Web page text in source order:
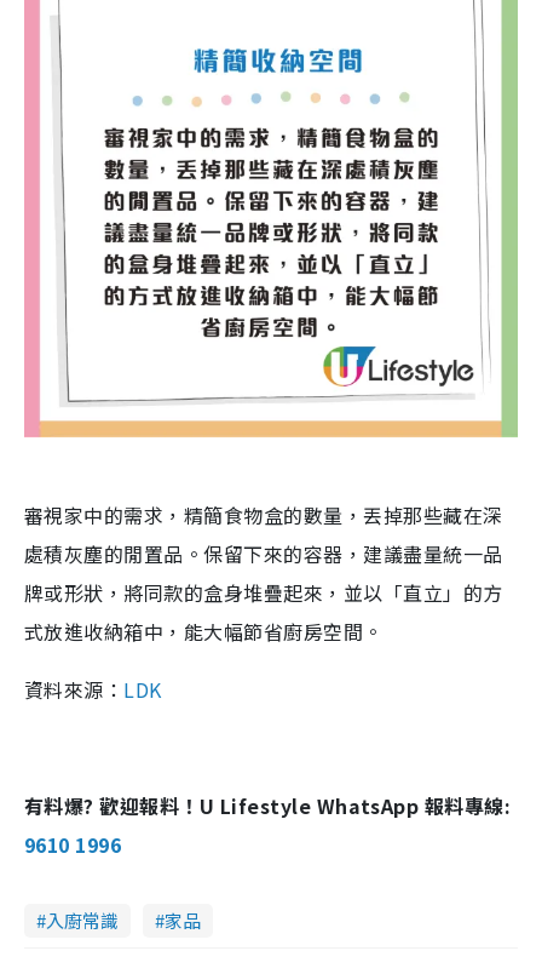
審視家中的需求，精簡食物盒的數量，丟掉那些藏在深
處積灰塵的閒置品。保留下來的容器，建議盡量統一品
牌或形狀，將同款的盒身堆疊起來，並以「直立」的方
式放進收納箱中，能大幅節省廚房空間。
資料來源： LDK
有料爆? 歡迎報料！U Lifestyle WhatsApp 報料專線:
9610 1996
入廚常識 家品